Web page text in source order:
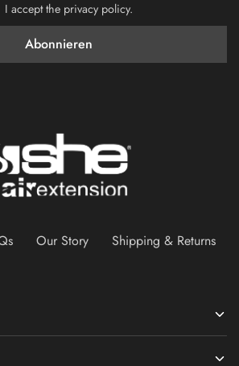
I accept the privacy policy.
Our Story Shipping & Returns